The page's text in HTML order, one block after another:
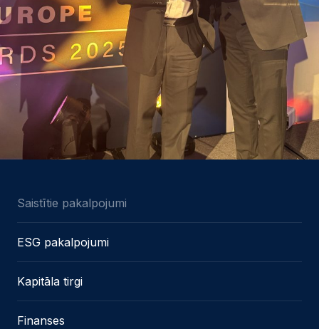
Saistītie pakalpojumi
ESG pakalpojumi
Kapitāla tirgi
Finanses